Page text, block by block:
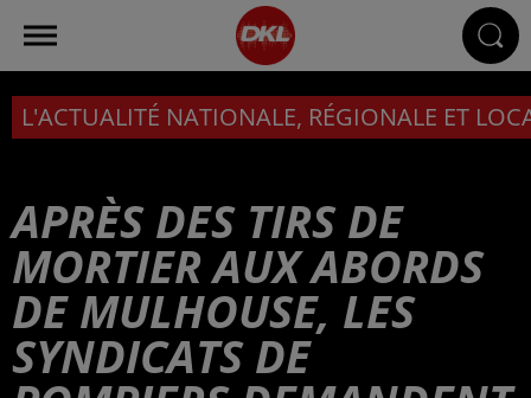
L'ACTUALITÉ NATIONALE, RÉGIONALE ET
APRÈS DES TIRS DE
MORTIER AUX ABORDS
DE MULHOUSE, LES
SYNDICATS DE